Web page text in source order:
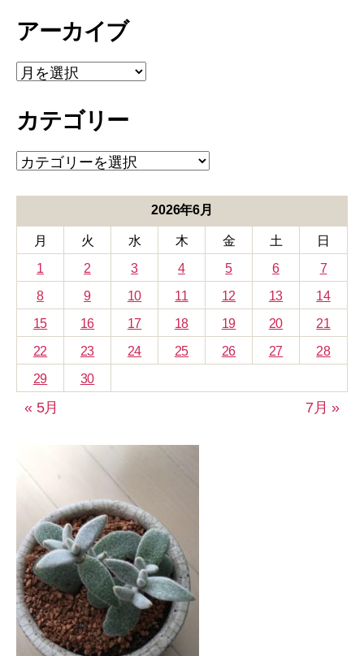
アーカイブ
ア
イ
カテゴリー
カ
ゴ
ー
2026年6月
月 火 水 木 金 土
日
1
2 3 4 5 6
7
8
9 10 11 12 13
14
15
16 17 18 19 20
21
22
23 24 25 26 27
28
29
30
« 5月 7月 »